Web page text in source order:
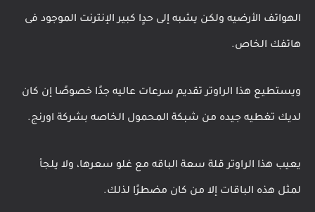
الهواتف الأرضيه ولكن يشبه إلى حدٍا كبير الإنترنت الموجود فى
هاتفك الخاص.
ويستطيع هذا الراوتر تقديم سرعات عاليه جدًا خصوصًا إن كان
لديك تغطيه جيده من شبكة المحمول الخاصه بشركة اورنج.
يعيب هذا الراوتر قلة سعة الباقه مع غلو سعرها، ولا يلجأ
لمثل هذه الباقات إلا من كان مضطرًا لذلك.